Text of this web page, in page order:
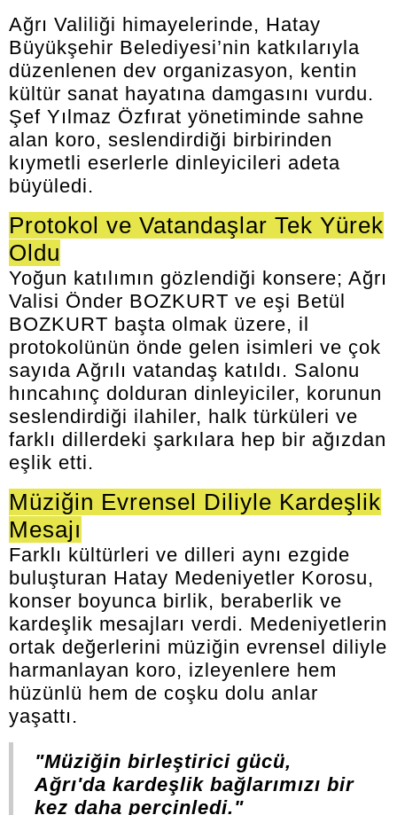
Ağrı Valiliği himayelerinde, Hatay
Büyükşehir Belediyesi’nin katkılarıyla
düzenlenen dev organizasyon, kentin
kültür sanat hayatına damgasını vurdu.
Şef Yılmaz Özfırat yönetiminde sahne
alan koro, seslendirdiği birbirinden
kıymetli eserlerle dinleyicileri adeta
büyüledi.
Protokol ve Vatandaşlar Tek Yürek
Oldu
Yoğun katılımın gözlendiği konsere; Ağrı
Valisi Önder BOZKURT ve eşi Betül
BOZKURT başta olmak üzere, il
protokolünün önde gelen isimleri ve çok
sayıda Ağrılı vatandaş katıldı. Salonu
hıncahınç dolduran dinleyiciler, korunun
seslendirdiği ilahiler, halk türküleri ve
farklı dillerdeki şarkılara hep bir ağızdan
eşlik etti.
Müziğin Evrensel Diliyle Kardeşlik
Mesajı
Farklı kültürleri ve dilleri aynı ezgide
buluşturan Hatay Medeniyetler Korosu,
konser boyunca birlik, beraberlik ve
kardeşlik mesajları verdi. Medeniyetlerin
ortak değerlerini müziğin evrensel diliyle
harmanlayan koro, izleyenlere hem
hüzünlü hem de coşku dolu anlar
yaşattı.
"Müziğin birleştirici gücü,
Ağrı'da kardeşlik bağlarımızı bir
kez daha perçinledi."